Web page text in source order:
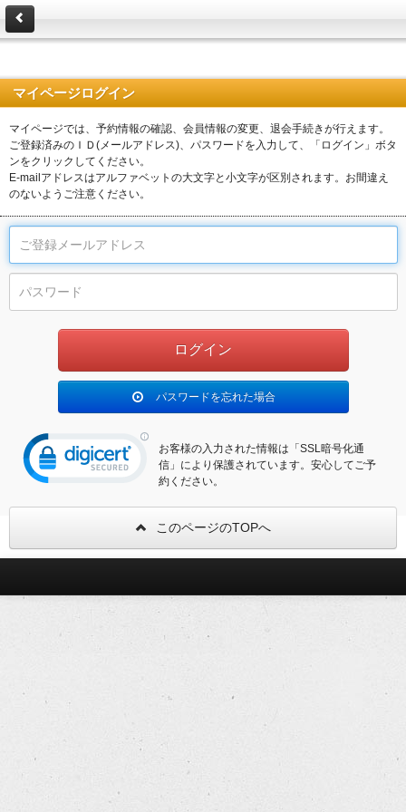
マイページログイン
マイページでは、予約情報の確認、会員情報の変更、退会手続きが行えます。
ご登録済みのＩＤ(メールアドレス)、パスワードを入力して、「ログイン」ボタ
ンをクリックしてください。
E-mailアドレスはアルファベットの大文字と小文字が区別されます。お間違え
のないようご注意ください。
パスワードを忘れた場合
お客様の入力された情報は「SSL暗号化通
信」により保護されています。安心してご予
約ください。
このページのTOPへ